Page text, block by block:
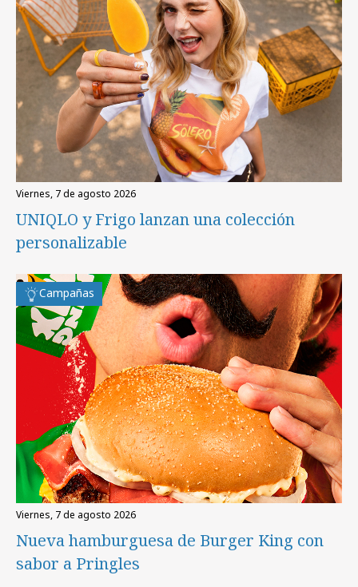
viernes, 7 de agosto 2026
UNIQLO y Frigo lanzan una colección
personalizable
Campañas
viernes, 7 de agosto 2026
Nueva hamburguesa de Burger King con
sabor a Pringles